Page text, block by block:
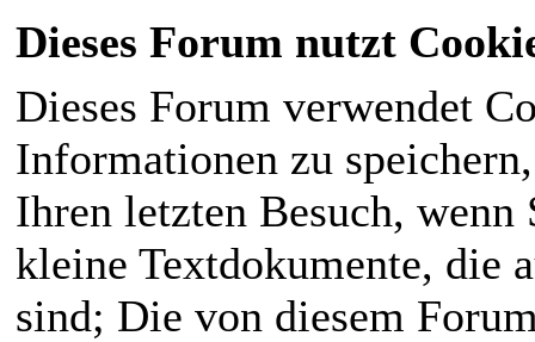
Dieses Forum nutzt
Dieses Forum verwendet
Informationen zu
Ihren letzten Besuch,
kleine Textdokumente, die
sind; Die von diesem